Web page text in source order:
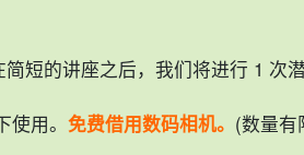
简短的讲座之后，我们将进行 1 次
用。 免费借用数码相机。 (数量有